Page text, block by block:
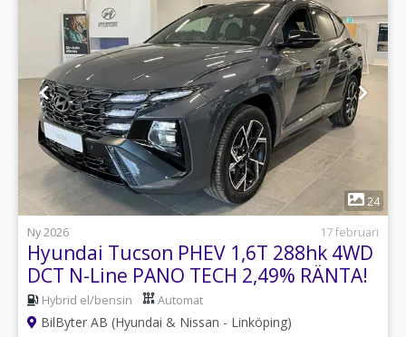
1
24
Ny 2026
17 februari
Hyundai Tucson PHEV 1,6T 288hk 4WD
DCT N-Line PANO TECH 2,49% RÄNTA!
Hybrid el/bensin Automat
BilByter AB (Hyundai & Nissan - Linköping)